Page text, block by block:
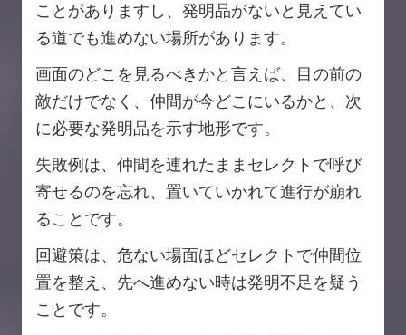
ことがありますし、発明品がないと見えてい
る道でも進めない場所があります。
画面のどこを見るべきかと言えば、目の前の
敵だけでなく、仲間が今どこにいるかと、次
に必要な発明品を示す地形です。
失敗例は、仲間を連れたままセレクトで呼び
寄せるのを忘れ、置いていかれて進行が崩れ
ることです。
回避策は、危ない場面ほどセレクトで仲間位
置を整え、先へ進めない時は発明不足を疑う
ことです。